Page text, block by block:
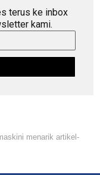
terus ke inbox
kami.
menarik artikel-